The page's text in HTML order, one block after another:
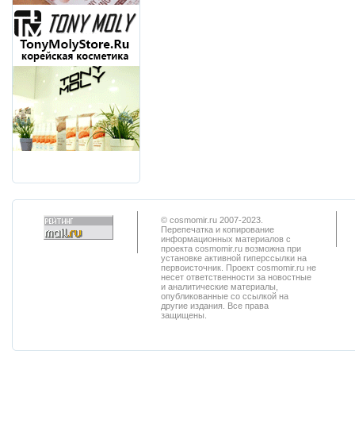
© cosmomir.ru 2007-2023.
Перепечатка и копирование
информационных материалов с
проекта cosmomir.ru возможна при
установке активной гиперссылки на
первоисточник. Проект cosmomir.ru не
несет ответственности за новостные
и аналитические материалы,
опубликованные со ссылкой на
другие издания. Все права
защищены.